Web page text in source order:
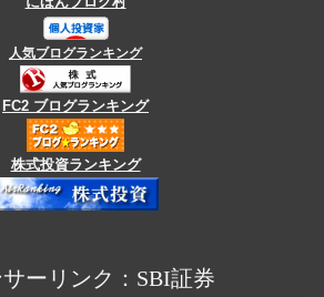
人気ブログランキング
FC2 ブログランキング
株式投資ランキング
ーリンク：SBI証券